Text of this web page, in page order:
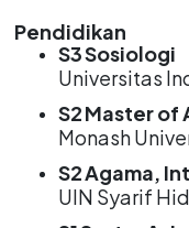
Pendidikan
S3Sosiologi
Universitas
S2Master of
Monash
S2Agama,
UIN Syarif